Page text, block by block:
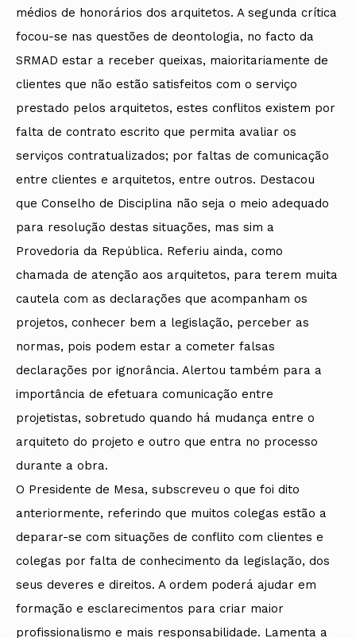
médios de honorários dos arquitetos. A segunda crítica
focou-se nas questões de deontologia, no facto da
SRMAD estar a receber queixas, maioritariamente de
clientes que não estão satisfeitos com o serviço
prestado pelos arquitetos, estes conflitos existem por
falta de contrato escrito que permita avaliar os
serviços contratualizados; por faltas de comunicação
entre clientes e arquitetos, entre outros. Destacou
que Conselho de Disciplina não seja o meio adequado
para resolução destas situações, mas sim a
Provedoria da República. Referiu ainda, como
chamada de atenção aos arquitetos, para terem muita
cautela com as declarações que acompanham os
projetos, conhecer bem a legislação, perceber as
normas, pois podem estar a cometer falsas
declarações por ignorância. Alertou também para a
importância de efetuara comunicação entre
projetistas, sobretudo quando há mudança entre o
arquiteto do projeto e outro que entra no processo
durante a obra.
O Presidente de Mesa, subscreveu o que foi dito
anteriormente, referindo que muitos colegas estão a
deparar-se com situações de conflito com clientes e
colegas por falta de conhecimento da legislação, dos
seus deveres e direitos. A ordem poderá ajudar em
formação e esclarecimentos para criar maior
profissionalismo e mais responsabilidade. Lamenta a